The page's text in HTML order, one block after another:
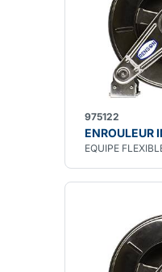
975122
ENROULEUR
EQUIPE